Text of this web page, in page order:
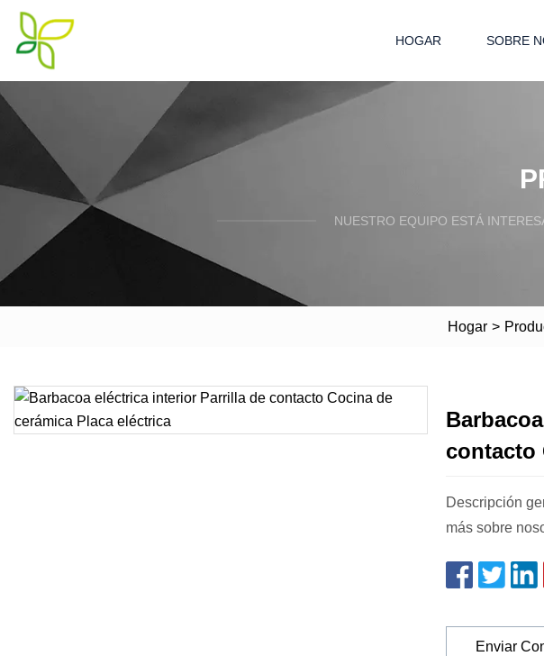
HOGAR SOBRE
NUESTRO EQUIPO ESTÁ
Hogar >
contacto
Descripción
más sobre
Enviar